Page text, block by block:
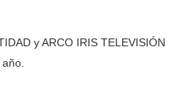
y ARCO IRIS TELEVISIÓN